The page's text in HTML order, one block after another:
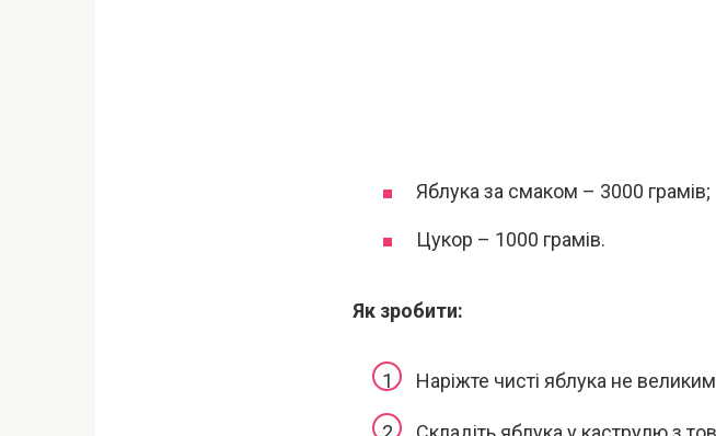
Яблука за смаком – 3000 грамів;
Цукор – 1000 грамів.
Як зробити:
Наріжте чисті яблука не